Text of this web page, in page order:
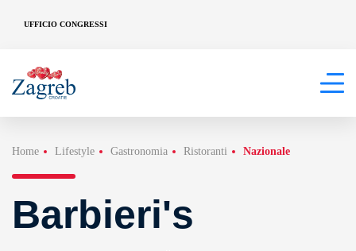
UFFICIO CONGRESSI
Home Lifestyle Gastronomia Ristoranti Nazionale
Barbieri's